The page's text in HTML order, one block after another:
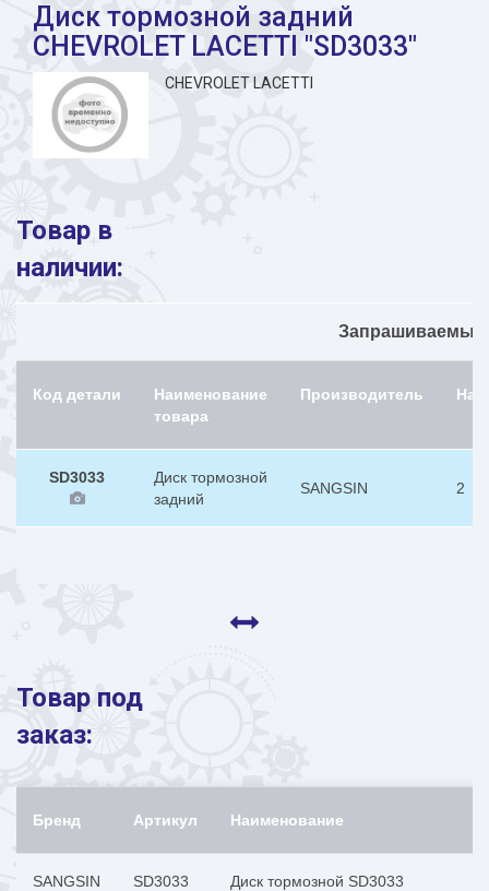
Диск тормозной задний
CHEVROLET LACETTI "SD3033"
CHEVROLET LACETTI
Товар в
наличии:
Запрашиваемый
Код детали
Наименование
товара
Производитель
SD3033
Диск тормозной
задний
SANGSIN 2
Товар под
заказ:
Бренд Артикул Наименование
SANGSIN SD3033 Диск тормозной SD3033